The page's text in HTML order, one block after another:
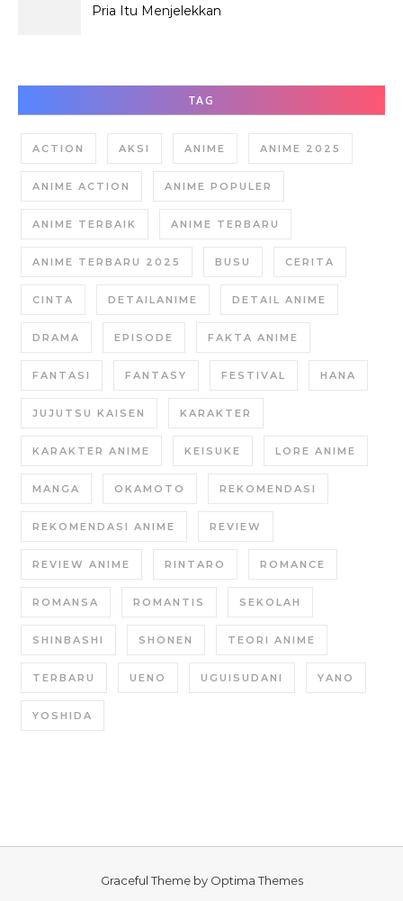
Pria Itu Menjelekkan
TAG
ACTION AKSI ANIME ANIME 2025
ANIME ACTION ANIME POPULER
ANIME TERBAIK ANIME TERBARU
ANIME TERBARU 2025 BUSU CERITA
CINTA DETAILANIME DETAIL ANIME
DRAMA EPISODE FAKTA ANIME
FANTASI FANTASY FESTIVAL HANA
JUJUTSU KAISEN KARAKTER
KARAKTER ANIME KEISUKE LORE ANIME
MANGA OKAMOTO REKOMENDASI
REKOMENDASI ANIME REVIEW
REVIEW ANIME RINTARO ROMANCE
ROMANSA ROMANTIS SEKOLAH
SHINBASHI SHONEN TEORI ANIME
TERBARU UENO UGUISUDANI YANO
YOSHIDA
Graceful Theme by Optima Themes